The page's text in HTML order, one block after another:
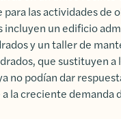
las actividades de
incluyen un edificio
y un taller de
que sustituyen a
no podían dar
la creciente demanda